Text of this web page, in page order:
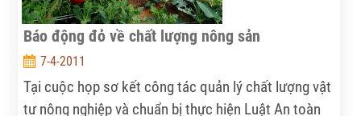
Báo động đỏ về chất lượng nông sản
7-4-2011
Tại cuộc họp sơ kết công tác quản lý chất lượng vật
tư nông nghiệp và chuẩn bị thực hiện Luật An toàn